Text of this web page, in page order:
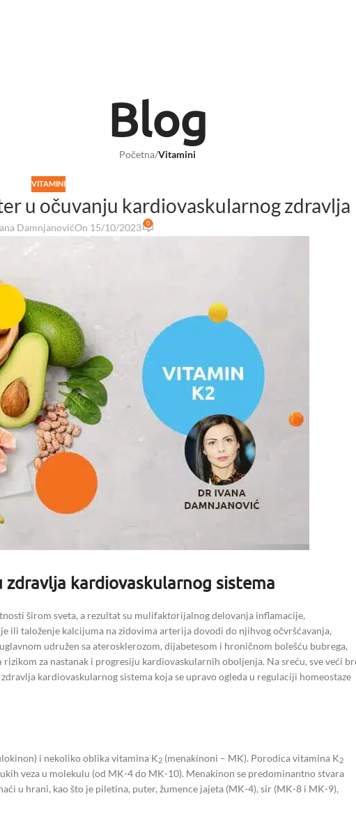
Blog
Početna/Vitamini
VITAMINI
u očuvanju kardiovaskularnog zdravlja
DamnjanovićOn 15/10/2023 0
kardiovaskularnog sistema
širom sveta, a rezultat su mulifaktorijalnog delovanja inflamacije,
ili taloženje kalcijuma na zidovima arterija dovodi do njihvog očvršćavanja,
udružen sa aterosklerozom, dijabetesom i hroničnom bolešću bubrega,
za nastanak i progresiju kardiovaskularnih oboljenja. Na sreću, sve veći
kardiovaskularnog sistema koja se upravo ogleda u regulaciji homeostaze
i nekoliko oblika vitamina K2 (menakinoni – MK). Porodica vitamina K2
veza u molekulu (od MK-4 do MK-10). Menakinon se predominantno stvara
u hrani, kao što je piletina, puter, žumence jajeta (MK-4), sir (MK-8 i MK-9),